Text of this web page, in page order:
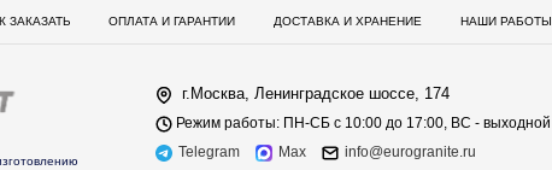
ЗАКАЗАТЬ ОПЛАТА И ГАРАНТИИ ДОСТАВКА И ХРАНЕНИЕ НАШИ РАБОТЫ
г.Москва, Ленинградское шоссе, 174
Режим работы: ПН-СБ с 10:00 до 17:00, ВС - выходной
Telegram
Max info@eurogranite.ru